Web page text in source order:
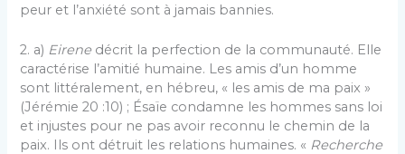
peur et l’anxiété sont à jamais bannies.
2. a) Eirenedécrit la perfection de la communauté. Elle
caractérise l’amitié humaine. Les amis d’un homme
sont littéralement, en hébreu, « les amis de ma paix »
(Jérémie 20 :10) ; Ésaïe condamne les hommes sans loi
et injustes pour ne pas avoir reconnu le chemin de la
paix. Ils ont détruit les relations humaines. « Recherche